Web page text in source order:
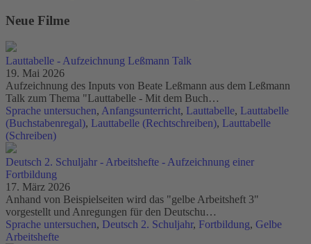
Neue Filme
Lauttabelle - Aufzeichnung Leßmann Talk
19. Mai 2026
Aufzeichnung des Inputs von Beate Leßmann aus dem Leßmann
Talk zum Thema "Lauttabelle - Mit dem Buch…
Sprache untersuchen, Anfangsunterricht, Lauttabelle, Lauttabelle
(Buchstabenregal), Lauttabelle (Rechtschreiben), Lauttabelle
(Schreiben)
Deutsch 2. Schuljahr - Arbeitshefte - Aufzeichnung einer
Fortbildung
17. März 2026
Anhand von Beispielseiten wird das "gelbe Arbeitsheft 3"
vorgestellt und Anregungen für den Deutschu…
Sprache untersuchen, Deutsch 2. Schuljahr, Fortbildung, Gelbe
Arbeitshefte